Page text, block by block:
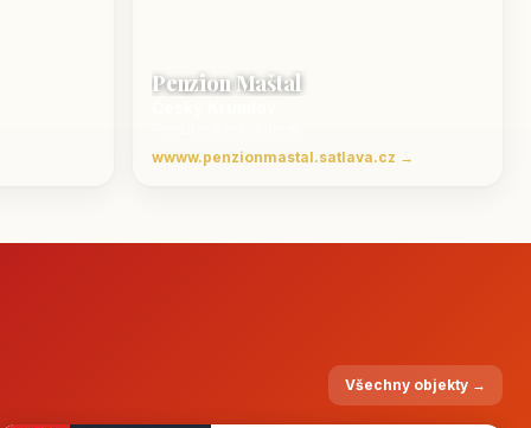
Penzion Maštal
wwww.penzionmastal.satlava.cz →
Všechny objekty →